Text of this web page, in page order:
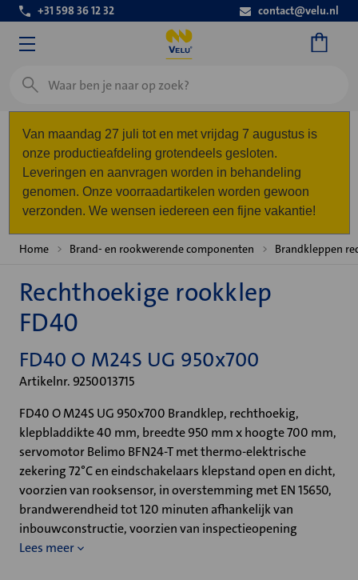
+31 598 36 12 32 contact@velu.nl
Zoeken
Van maandag 27 juli tot en met vrijdag 7 augustus is
onze productieafdeling grotendeels gesloten.
Leveringen en aanvragen worden in behandeling
genomen. Onze voorraadartikelen worden gewoon
verzonden. We wensen iedereen een fijne vakantie!
Home Brand- en rookwerende componenten Brandkleppen
Rechthoekige rookklep
FD40
FD40 O M24S UG 950x700
Artikelnr. 9250013715
FD40 O M24S UG 950x700 Brandklep, rechthoekig,
klepbladdikte 40 mm, breedte 950 mm x hoogte 700 mm,
servomotor Belimo BFN24-T met thermo-elektrische
zekering 72°C en eindschakelaars klepstand open en dicht,
voorzien van rooksensor, in overstemming met EN 15650,
brandwerendheid tot 120 minuten afhankelijk van
inbouwconstructie, voorzien van inspectieopening
Lees meer